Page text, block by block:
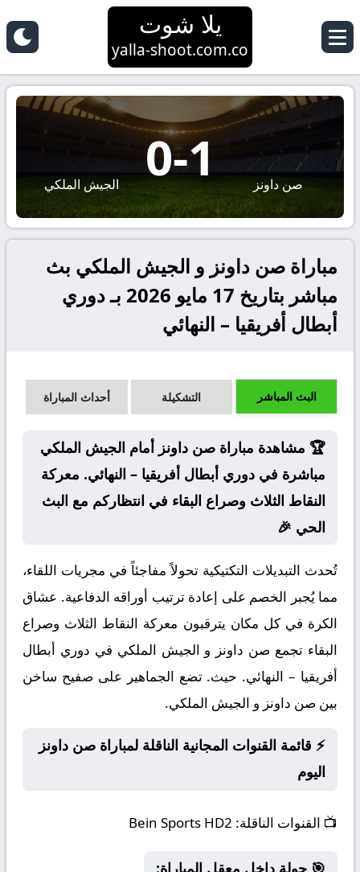
يلا شوت
yalla-shoot.com.co
صن داونز 1
-
0 الجيش الملكي
مباراة صن داونز و الجيش الملكي بث
مباشر بتاريخ 17 مايو 2026 بـ دوري
أبطال أفريقيا – النهائي
البث المباشر التشكيلة أحداث المباراة
🏆 مشاهدة مباراة صن داونز أمام الجيش الملكي
مباشرة في دوري أبطال أفريقيا – النهائي. معركة
النقاط الثلاث وصراع البقاء في انتظاركم مع البث
الحي 🎉
تُحدث التبديلات التكتيكية تحولاً مفاجئاً في مجريات اللقاء،
مما يُجبر الخصم على إعادة ترتيب أوراقه الدفاعية. عشاق
الكرة في كل مكان يترقبون معركة النقاط الثلاث وصراع
البقاء تجمع صن داونز و الجيش الملكي في دوري أبطال
أفريقيا – النهائي. حيث. تضع الجماهير على صفيح ساخن
بين صن داونز و الجيش الملكي.
⚡ قائمة القنوات المجانية الناقلة لمباراة صن داونز
اليوم
📺 القنوات الناقلة:
🎯 جولة داخل معقل المباراة: